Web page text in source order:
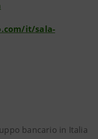
it/sala-
bancario in Italia